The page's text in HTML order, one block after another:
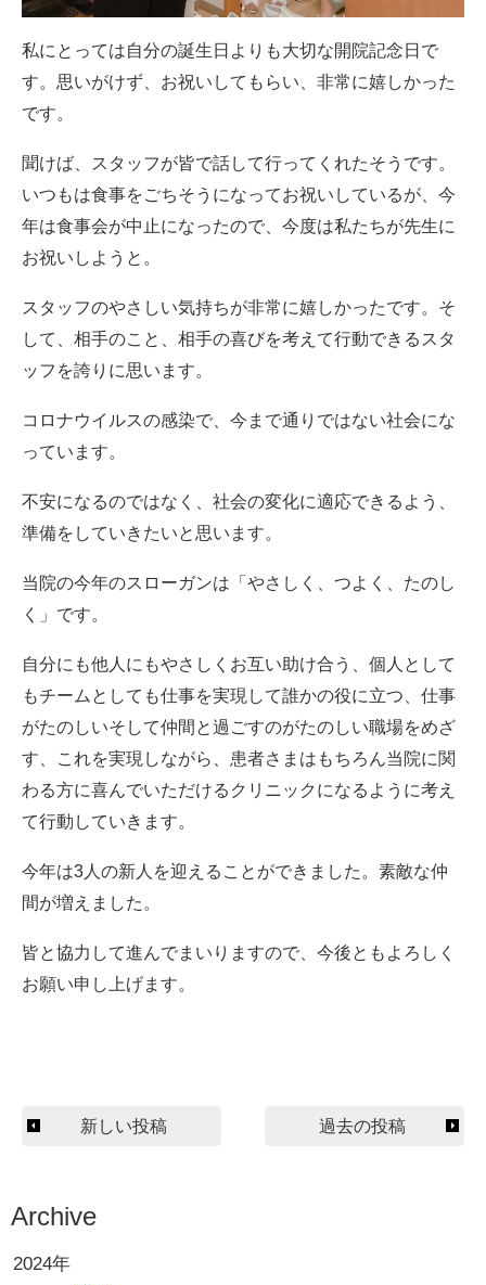
私にとっては自分の誕生日よりも大切な開院記念日で
す。思いがけず、お祝いしてもらい、非常に嬉しかった
です。
聞けば、スタッフが皆で話して行ってくれたそうです。
いつもは食事をごちそうになってお祝いしているが、今
年は食事会が中止になったので、今度は私たちが先生に
お祝いしようと。
スタッフのやさしい気持ちが非常に嬉しかったです。そ
して、相手のこと、相手の喜びを考えて行動できるスタ
ッフを誇りに思います。
コロナウイルスの感染で、今まで通りではない社会にな
っています。
不安になるのではなく、社会の変化に適応できるよう、
準備をしていきたいと思います。
当院の今年のスローガンは「やさしく、つよく、たのし
く」です。
自分にも他人にもやさしくお互い助け合う、個人として
もチームとしても仕事を実現して誰かの役に立つ、仕事
がたのしいそして仲間と過ごすのがたのしい職場をめざ
す、これを実現しながら、患者さまはもちろん当院に関
わる方に喜んでいただけるクリニックになるように考え
て行動していきます。
今年は3人の新人を迎えることができました。素敵な仲
間が増えました。
皆と協力して進んでまいりますので、今後ともよろしく
お願い申し上げます。
投
ビ
ゲ
過去の投稿
新しい投稿
Archive
2024年